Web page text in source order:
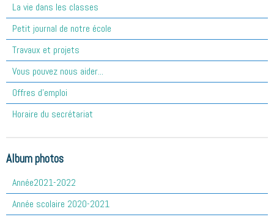
La vie dans les classes
Petit journal de notre école
Travaux et projets
Vous pouvez nous aider...
Offres d'emploi
Horaire du secrétariat
Album photos
Année2021-2022
Année scolaire 2020-2021